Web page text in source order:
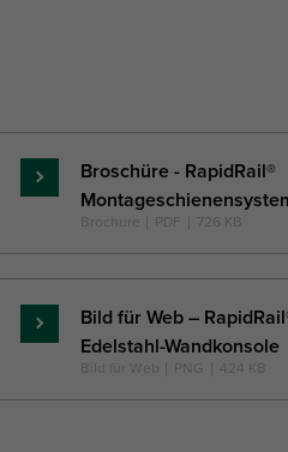
Mehr
Broschüre - RapidRail®
Brochure PDF 726 KB
Mehr
Bild für Web –
Edelstahl-Wandkonsole
Bild für Web PNG 424 KB